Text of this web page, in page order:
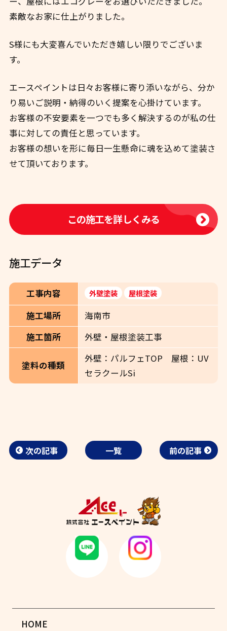
素敵なお家に仕上がりました。
S様にも大変喜んでいただき嬉しい限りでございま
す。
エースペイントは日々お客様に寄り添いながら、分か
り易いご説明・納得のいく提案を心掛けています。
お客様の不安要素を一つでも多く解決するのが私の仕
事に対しての責任と思っています。
お客様の想いを形に毎日一生懸命に魂を込めて塗装さ
せて頂いております。
この施工を詳しくみる
施工データ
工事内容 外壁塗装 屋根塗装
施工場所
海南市
施工箇所
外壁・屋根塗装工事
塗料の種類
外壁：パルフェTOP 屋根：UV
セラクールSi
次の記事 一覧 前の記事
HOME